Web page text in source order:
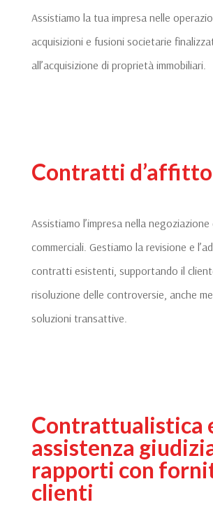
Assistiamo la tua impresa nelle
acquisizioni e fusioni societarie
all’acquisizione di proprietà immobiliari.
Contratti d’affitto
Assistiamo l’impresa nella
commerciali. Gestiamo la revisione e
contratti esistenti, supportando il
risoluzione delle controversie, anche
soluzioni transattive.
Contrattualistica
assistenza
rapporti con
clienti